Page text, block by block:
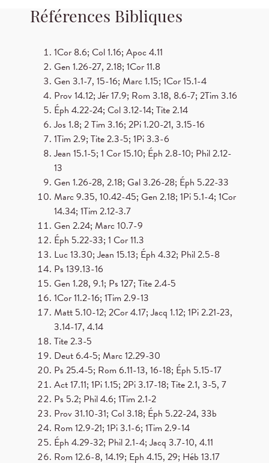
Références Bibliques
1Cor 8.6; Col 1.16; Apoc 4.11
Gen 1.26-27, 2.18; 1Cor 11.8
Gen 3.1-7, 15-16; Marc 1.15; 1Cor 15.1-4
Prov 14.12; Jér 17.9; Rom 3.18, 8.6-7; 2Tim 3.16
Éph 4.22-24; Col 3.12-14; Tite 2.14
Jos 1.8; 2 Tim 3.16; 2Pi 1.20-21, 3.15-16
1Tim 2.9; Tite 2.3-5; 1Pi 3.3-6
Jean 15.1-5; 1 Cor 15.10; Éph 2.8-10; Phil 2.12-
13
Gen 1.26-28, 2.18; Gal 3.26-28; Éph 5.22-33
Marc 9.35, 10.42-45; Gen 2.18; 1Pi 5.1-4; 1Cor
14.34; 1Tim 2.12-3.7
Gen 2.24; Marc 10.7-9
Éph 5.22-33; 1 Cor 11.3
Luc 13.30; Jean 15.13; Éph 4.32; Phil 2.5-8
Ps 139.13-16
Gen 1.28, 9.1; Ps 127; Tite 2.4-5
1Cor 11.2-16; 1Tim 2.9-13
Matt 5.10-12; 2Cor 4.17; Jacq 1.12; 1Pi 2.21-23,
3.14-17, 4.14
Tite 2.3-5
Deut 6.4-5; Marc 12.29-30
Ps 25.4-5; Rom 6.11-13, 16-18; Éph 5.15-17
Act 17.11; 1Pi 1.15; 2Pi 3.17-18; Tite 2.1, 3-5, 7
Ps 5.2; Phil 4.6; 1Tim 2.1-2
Prov 31.10-31; Col 3.18; Éph 5.22-24, 33b
Rom 12.9-21; 1Pi 3.1-6; 1Tim 2.9-14
Éph 4.29-32; Phil 2.1-4; Jacq 3.7-10, 4.11
Rom 12.6-8, 14.19; Eph 4.15, 29; Héb 13.17